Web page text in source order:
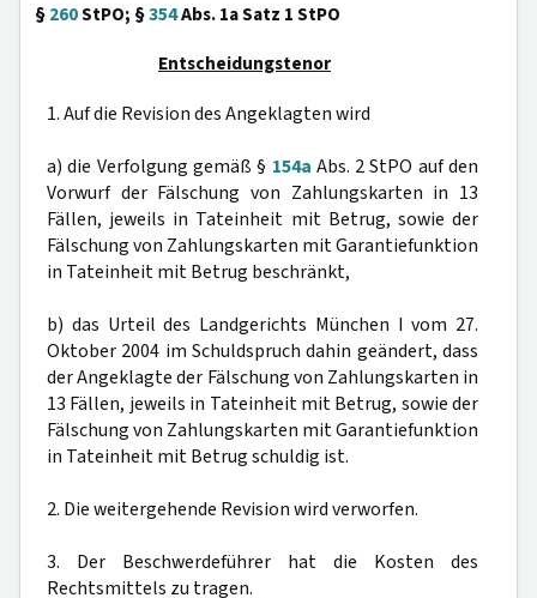
§260StPO; §354Abs. 1a Satz 1 StPO
Entscheidungstenor
1. Auf die Revision des Angeklagten wird
a) die Verfolgung gemäß § 154a Abs. 2 StPO auf den
Vorwurf der Fälschung von Zahlungskarten in 13
Fällen, jeweils in Tateinheit mit Betrug, sowie der
Fälschung von Zahlungskarten mit Garantiefunktion
in Tateinheit mit Betrug beschränkt,
b) das Urteil des Landgerichts München I vom 27.
Oktober 2004 im Schuldspruch dahin geändert, dass
der Angeklagte der Fälschung von Zahlungskarten in
13 Fällen, jeweils in Tateinheit mit Betrug, sowie der
Fälschung von Zahlungskarten mit Garantiefunktion
in Tateinheit mit Betrug schuldig ist.
2. Die weitergehende Revision wird verworfen.
3. Der Beschwerdeführer hat die Kosten des
Rechtsmittels zu tragen.